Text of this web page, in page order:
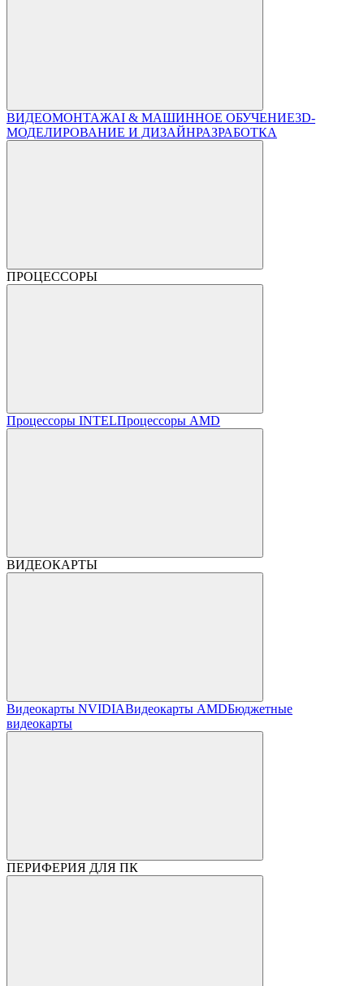
ВИДЕОМОНТАЖAI & МАШИННОЕ ОБУЧЕНИЕ3D-
МОДЕЛИРОВАНИЕ И ДИЗАЙНРАЗРАБОТКА
ПРОЦЕССОРЫ
Процессоры INTELПроцессоры AMD
ВИДЕОКАРТЫ
Видеокарты NVIDIAВидеокарты AMDБюджетные
видеокарты
ПЕРИФЕРИЯ ДЛЯ ПК